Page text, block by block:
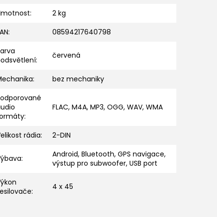
:
2 kg
:
08594217640798
: červená
:
bez mechaniky
:
FLAC, M4A, MP3, OGG, WAV, WMA
rádia: 2-DIN
:
Android, Bluetooth, GPS navigace,
výstup pro subwoofer, USB port
: 4 x 45